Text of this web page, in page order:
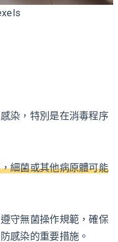
染，特別是在消毒程序
細菌或其他病原體可能
守無菌操作規範，確保
感染的重要措施。